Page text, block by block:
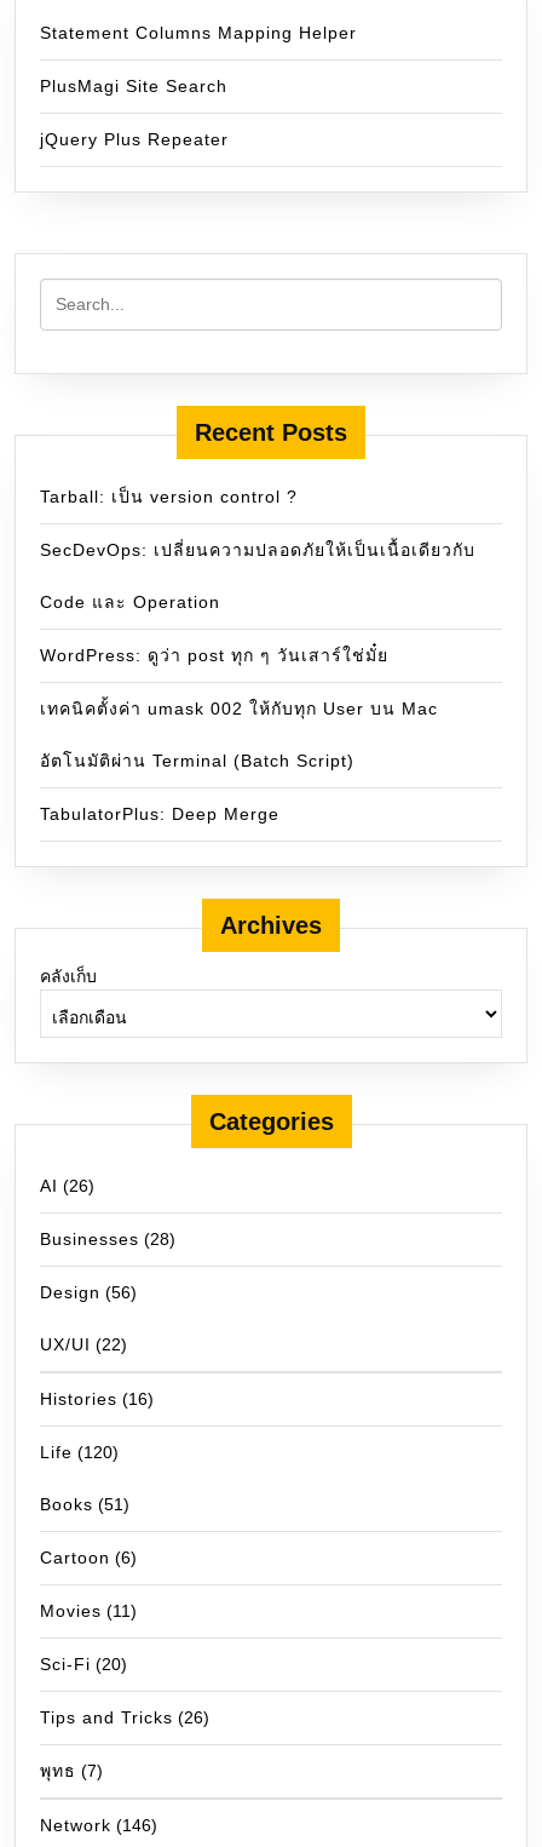
Statement Columns Mapping Helper
PlusMagi Site Search
jQuery Plus Repeater
Recent Posts
Tarball: เป็น version control ?
SecDevOps: เปลี่ยนความปลอดภัยให้เป็นเนื้อเดียวกับ
Code และ Operation
WordPress: ดูว่า post ทุก ๆ วันเสาร์ใช่มั๋ย
เทคนิคตั้งค่า umask 002 ให้กับทุก User บน Mac
อัตโนมัติผ่าน Terminal (Batch Script)
TabulatorPlus: Deep Merge
Archives
คลังเก็บ
Categories
AI (26)
Businesses (28)
Design (56)
UX/UI (22)
Histories (16)
Life (120)
Books (51)
Cartoon (6)
Movies (11)
Sci-Fi (20)
Tips and Tricks (26)
พุทธ (7)
Network (146)